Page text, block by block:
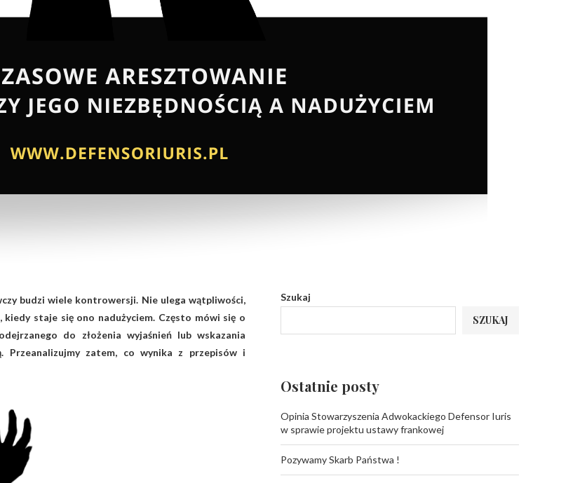
budzi wiele kontrowersji. Nie ulega wątpliwości,
staje się ono nadużyciem. Często mówi się o
do złożenia wyjaśnień lub wskazania
zatem, co wynika z przepisów i
Szukaj
SZUKAJ
Ostatnie posty
Opinia Stowarzyszenia Adwokackiego Defensor Iuris
w sprawie projektu ustawy frankowej
Pozywamy Skarb Państwa !